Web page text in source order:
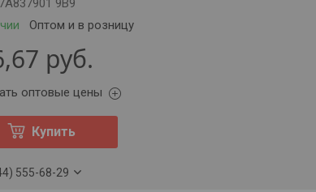
Оптом и в розницу
9B9
руб.
оптовые цены
Купить
555-68-29